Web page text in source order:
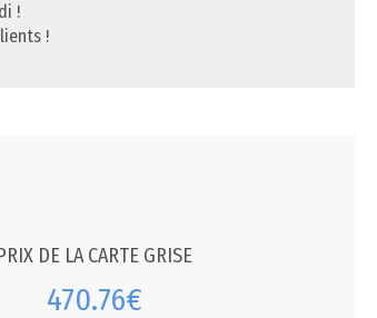
!
!
DE LA CARTE GRISE
470.76€